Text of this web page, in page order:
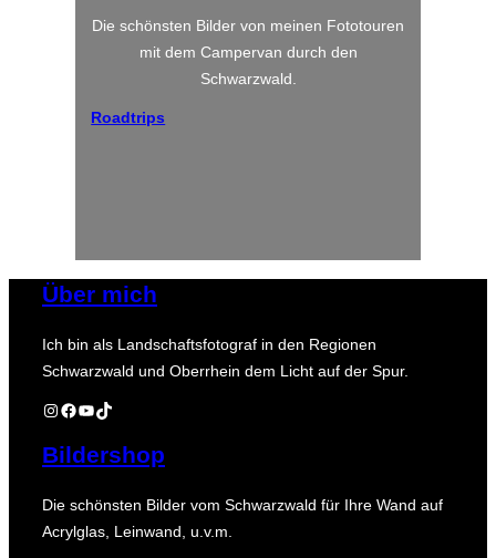
Die schönsten Bilder von meinen Fototouren
mit dem Campervan durch den
Schwarzwald.
Roadtrips
Über mich
Ich bin als Landschaftsfotograf in den Regionen
Schwarzwald und Oberrhein dem Licht auf der Spur.
Instagram
Facebook
YouTube
TikTok
Bildershop
Die schönsten Bilder vom Schwarzwald für Ihre Wand auf
Acrylglas, Leinwand, u.v.m.